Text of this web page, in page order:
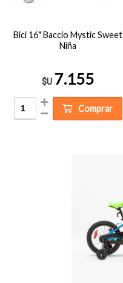
Bici 16" Baccio Mystic Sweet
Niña
$U 7.155
Comprar